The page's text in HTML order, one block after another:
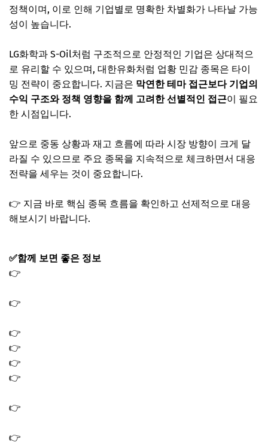
정책이며, 이로 인해 기업별로 명확한 차별화가 나타날 가능
성이 높습니다.
LG화학과 S-Oil처럼 구조적으로 안정적인 기업은 상대적으
로 유리할 수 있으며, 대한유화처럼 업황 민감 종목은 타이
밍 전략이 중요합니다. 지금은 막연한 테마 접근보다 기업의
수익 구조와 정책 영향을 함께 고려한 선별적인 접근이 필요
한 시점입니다.
앞으로 중동 상황과 재고 흐름에 따라 시장 방향이 크게 달
라질 수 있으므로 주요 종목을 지속적으로 체크하면서 대응
전략을 세우는 것이 중요합니다.
👉 지금 바로 핵심 종목 흐름을 확인하고 선제적으로 대응
해보시기 바랍니다.
✅함께 보면 좋은 정보
👉
👉
👉
👉
👉
👉
👉
👉